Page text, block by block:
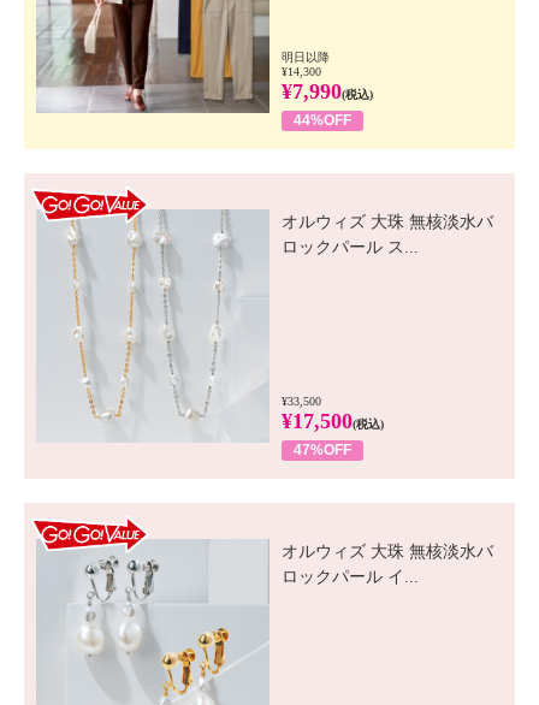
明日以降
¥14,300
¥7,990(税込)
44%OFF
オルウィズ 大珠 無核淡水バ
ロックパール ス...
¥33,500
¥17,500(税込)
47%OFF
オルウィズ 大珠 無核淡水バ
ロックパール イ...